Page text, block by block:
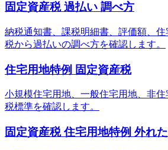
固定資産税 過払い 調べ方
納税通知書、課税明細書、評価額、
税から過払いの調べ方を確認します。
住宅用地特例 固定資産税
小規模住宅用地、一般住宅用地、非
税標準を確認します。
固定資産税 住宅用地特例 外れた